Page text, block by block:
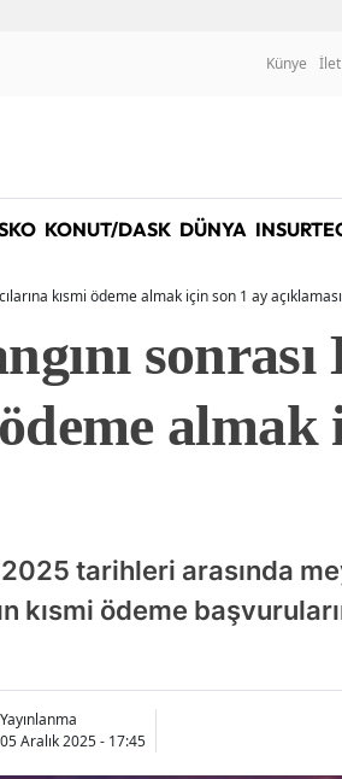
Künye
KONUT/DASK DÜNYA
kısmi ödeme almak için son 1 ay açıklaması
sonrası
tarihleri arasında
kısmi ödeme
Yayınlanma
05 Aralık 2025 - 17:45